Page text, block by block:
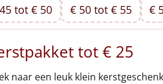
tot € 50 € 50 tot € 55 €
tot € 25
naar een leuk klein